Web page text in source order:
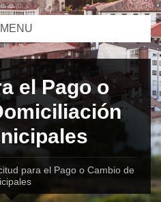
MENU
el Pago o
para el Pago o Cambio de